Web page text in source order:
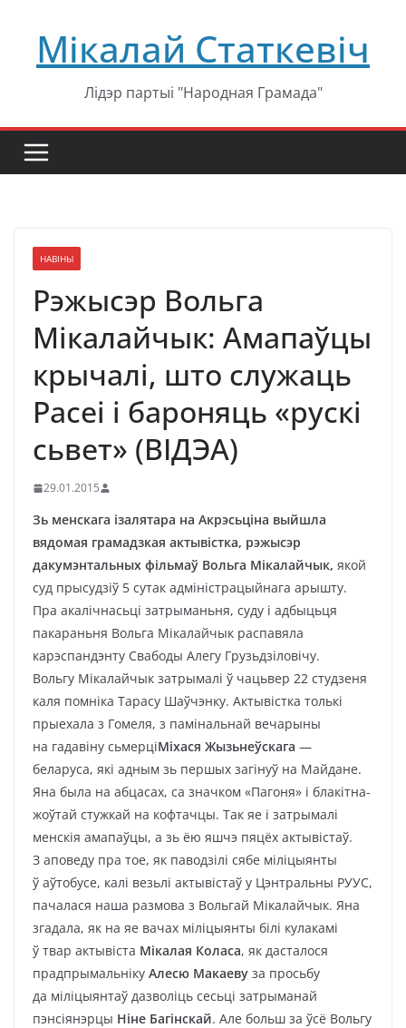
содержимому
Мікалай Статкевіч
Лідэр партыі "Народная Грамада"
НАВІНЫ
Рэжысэр Вольга
Мікалайчык: Амапаўцы
крычалі, што служаць
Расеі і бароняць «рускі
сьвет» (ВІДЭА)
29.01.2015
Зь менскага ізалятара на Акрэсьціна выйшла
вядомая грамадзкая актывістка, рэжысэр
дакумэнтальных фільмаў Вольга Мікалайчык, якой
суд прысудзіў 5 сутак адміністрацыйнага арышту.
Пра акалічнасьці затрыманьня, суду і адбыцьця
пакараньня Вольга Мікалайчык распавяла
карэспандэнту Свабоды Алегу Грузьдзіловічу.
Вольгу Мікалайчык затрымалі ў чацьвер 22 студзеня
каля помніка Тарасу Шаўчэнку. Актывістка толькі
прыехала з Гомеля, з памінальнай вечарыны
на гадавіну сьмерціМіхася Жызьнеўскага —
беларуса, які адным зь першых загінуў на Майдане.
Яна была на абцасах, са значком «Пагоня» і блакітна-
жоўтай стужкай на кофтачцы. Так яе і затрымалі
менскія амапаўцы, а зь ёю яшчэ пяцёх актывістаў.
З аповеду пра тое, як паводзілі сябе міліцыянты
ў аўтобусе, калі везьлі актывістаў у Цэнтральны РУУС,
пачалася наша размова з Вольгай Мікалайчык. Яна
згадала, як на яе вачах міліцыянты білі кулакамі
ў твар актывіста Мікалая Коласа, як дасталося
прадпрымальніку Алесю Макаеву за просьбу
да міліцыянтаў дазволіць сесьці затрыманай
пэнсіянэрцы Ніне Багінскай. Але больш за ўсё Вольгу